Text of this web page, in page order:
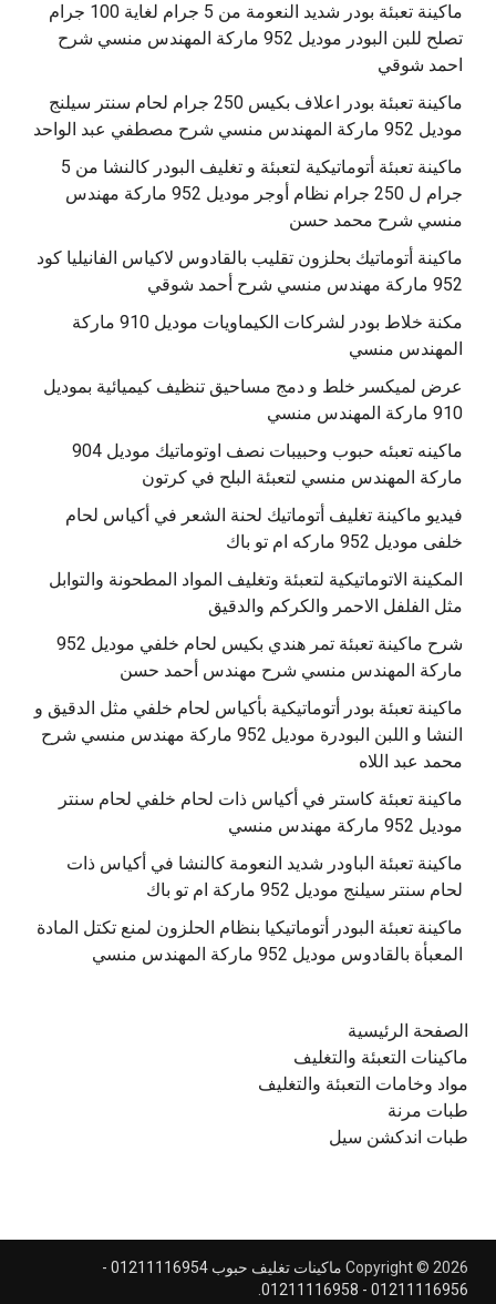
ماكينة تعبئة بودر شديد النعومة من 5 جرام لغاية 100 جرام
تصلح للبن البودر موديل 952 ماركة المهندس منسي شرح
احمد شوقي
ماكينة تعبئة بودر اعلاف بكيس 250 جرام لحام سنتر سيلنج
موديل 952 ماركة المهندس منسي شرح مصطفي عبد الواحد
ماكينة تعبئة أتوماتيكية لتعبئة و تغليف البودر كالنشا من 5
جرام ل 250 جرام نظام أوجر موديل 952 ماركة مهندس
منسي شرح محمد حسن
‫ماكينة أتوماتيك بحلزون تقليب بالقادوس لاكياس الفانيليا كود
مكنة خلاط بودر لشركات الكيماويات موديل 910 ماركة
المهندس منسي
عرض لميكسر خلط و دمج مساحيق تنظيف كيميائية بموديل
910 ماركة المهندس منسي
‫ماكينه تعبئه حبوب وحبيبات نصف اوتوماتيك موديل 904
‫فيديو ماكينة تغليف أتوماتيك لحنة الشعر في أكياس لحام
خلفى موديل 952 ماركه ام تو باك
المكينة الاتوماتيكية لتعبئة وتغليف المواد المطحونة والتوابل
مثل الفلفل الاحمر والكركم والدقيق
‫شرح ماكينة تعبئة تمر هندي بكيس لحام خلفي موديل 952
ماكينة تعبئة بودر أتوماتيكية بأكياس لحام خلفي مثل الدقيق و
النشا و اللبن البودرة موديل 952 ماركة مهندس منسي شرح
محمد عبد اللاه
‫ماكينة تعبئة كاستر في أكياس ذات لحام خلفي لحام سنتر
موديل 952 ماركة مهندس منسي
‫ماكينة تعبئة الباودر شديد النعومة كالنشا في أكياس ذات
‫ماكينة تعبئة البودر أتوماتيكيا بنظام الحلزون لمنع تكتل المادة
الصفحة الرئيسية
ماكينات التعبئة والتغليف
مواد وخامات التعبئة والتغليف
طبات مرنة
طبات اندكشن سيل
Copyright © 2026
ماكينات تغليف حبوب 01211116954 -
01211116956 - 01211116958
.